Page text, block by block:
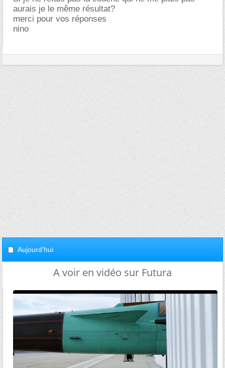
aurais je le même résultat?
merci pour vos réponses
nino
Aujourd'hui
A voir en vidéo sur Futura